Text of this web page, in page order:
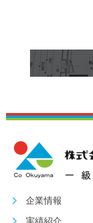
企業情報